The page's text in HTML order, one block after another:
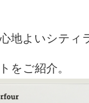
いシティラ
ご紹介。